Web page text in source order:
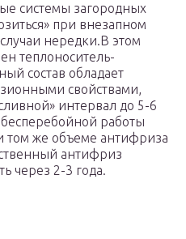
системы загородных
при внезапном
нередки.В этом
теплоноситель-
состав обладает
свойствами,
интервал до 5-6
работы
том же объеме антифриза
антифриз
через 2-3 года.